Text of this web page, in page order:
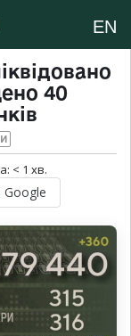
EN
40
< 1 хв.
Google